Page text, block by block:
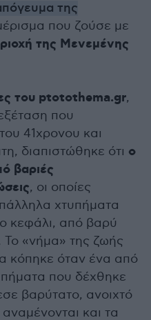
της
που ζούσε με
της Μενεμένης
του ptotothema.gr,
που
41χρονου και
διαπιστώθηκε ότι ο
βαριές
, οι οποίες
χτυπήματα
κεφάλι, από βαρύ
Το «νήμα» της ζωής
κόπηκε όταν ένα από
που δέχθηκε
βαρύτατο, ανοιχτό
και τα